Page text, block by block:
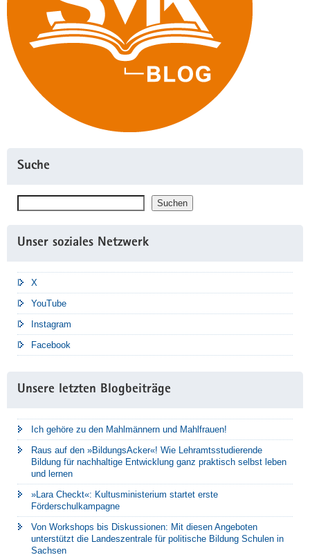
Suche
Suchen
Unser soziales Netzwerk
X
YouTube
Instagram
Facebook
Unsere letzten Blogbeiträge
Ich gehöre zu den Mahlmännern und Mahlfrauen!
Raus auf den »BildungsAcker«! Wie Lehramtsstudierende
Bildung für nachhaltige Entwicklung ganz praktisch selbst leben
und lernen
»Lara Checkt«: Kultusministerium startet erste
Förderschulkampagne
Von Workshops bis Diskussionen: Mit diesen Angeboten
unterstützt die Landeszentrale für politische Bildung Schulen in
Sachsen